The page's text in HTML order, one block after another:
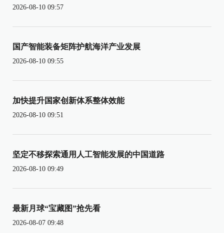
2026-08-10 09:57
国产智能装备矩阵护航海洋产业发展
2026-08-10 09:55
加快提升国家创新体系整体效能
2026-08-10 09:51
坚定不移探索通用人工智能发展的中国道路
2026-08-10 09:49
最新月球“宝藏图”抢先看
2026-08-07 09:48